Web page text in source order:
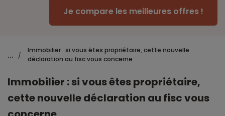
Je compare les meilleures offres !
... /
Immobilier : si vous êtes propriétaire, cette nouvelle
déclaration au fisc vous concerne
Immobilier : si vous êtes propriétaire,
cette nouvelle déclaration au fisc vous